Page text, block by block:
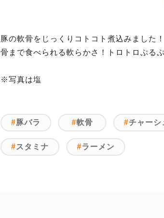
豚の軟骨をじっくりコトコト煮込みました！
骨まで食べられる軟らかさ！トロトロぷる
※写真は塩
豚バラ 軟骨 チャーシ
スタミナ ラーメン